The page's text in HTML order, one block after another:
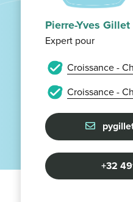
Pierre-Yves Gillet
Expert pour
Croissance -
Croissance -
+32